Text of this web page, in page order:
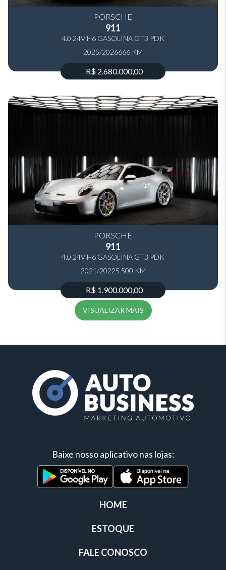
PORSCHE
911
4.0 24V H6 GASOLINA GT3 PDK
2025/2026666 KM
R$ 2.680.000,00
PORSCHE
911
4.0 24V H6 GASOLINA GT3 PDK
2021/20225.500 KM
R$ 1.900.000,00
VISUALIZAR MAIS
Baixe nosso aplicativo nas lojas:
HOME
ESTOQUE
FALE CONOSCO